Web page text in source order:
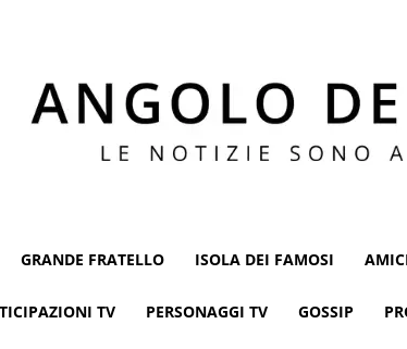
GRANDE FRATELLO ISOLA DEI FAMOSI
TV PERSONAGGI TV GOSSIP